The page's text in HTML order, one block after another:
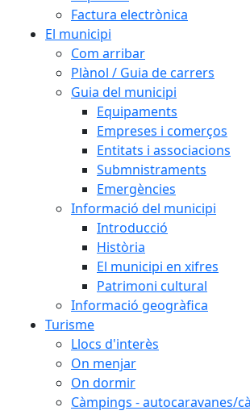
Factura electrònica
El municipi
Com arribar
Plànol / Guia de carrers
Guia del municipi
Equipaments
Empreses i comerços
Entitats i associacions
Submnistraments
Emergències
Informació del municipi
Introducció
Història
El municipi en xifres
Patrimoni cultural
Informació geogràfica
Turisme
Llocs d'interès
On menjar
On dormir
Càmpings - autocaravanes/